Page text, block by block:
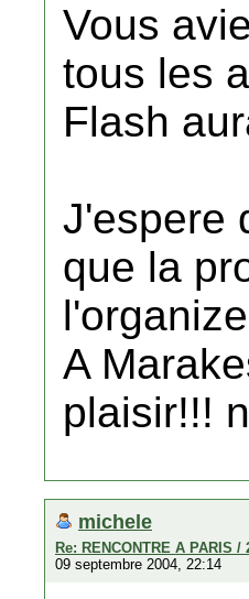
Vous
tous les
Flash
J'espere
que la
A
plaisir!!!
michele
Re: RENCONTRE A PARIS /
09 septembre 2004, 22:14